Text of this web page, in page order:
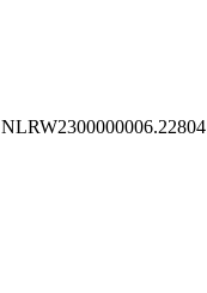
NLRW2300000006.22804